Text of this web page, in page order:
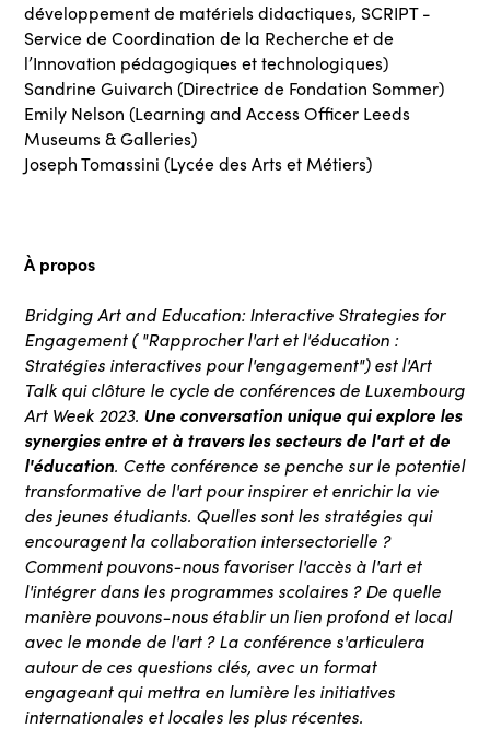
développement de matériels didactiques, SCRIPT -
Service de Coordination de la Recherche et de
l’Innovation pédagogiques et technologiques)
Sandrine Guivarch (Directrice de Fondation Sommer)
Emily Nelson (Learning and Access Officer Leeds
Museums & Galleries)
Joseph Tomassini (Lycée des Arts et Métiers)
À propos
Bridging Art and Education: Interactive Strategies for
Engagement ( "Rapprocher l'art et l'éducation :
Stratégies interactives pour l'engagement") est l'Art
Talk qui clôture le cycle de conférences de Luxembourg
Art Week 2023. Une conversation unique qui explore les
synergies entre et à travers les secteurs de l'art et de
l'éducation. Cette conférence se penche sur le potentiel
transformative de l'art pour inspirer et enrichir la vie
des jeunes étudiants. Quelles sont les stratégies qui
encouragent la collaboration intersectorielle ?
Comment pouvons-nous favoriser l'accès à l'art et
l'intégrer dans les programmes scolaires ? De quelle
manière pouvons-nous établir un lien profond et local
avec le monde de l'art ? La conférence s'articulera
autour de ces questions clés, avec un format
engageant qui mettra en lumière les initiatives
internationales et locales les plus récentes.